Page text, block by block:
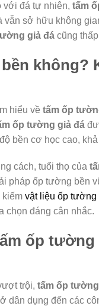
với đá tự nhiên, tấm
vẫn sở hữu không
giả đácũng thấp
không?
hiểu về tấm ốp
ốp tường giả đá
bền cơ học cao,
cách, tuổi thọ của
pháp ốp tường bền
kiếm vật liệu ốp tường
chọn đáng cân nhắc.
ốp
trội, tấm ốp
dân dụng đến các